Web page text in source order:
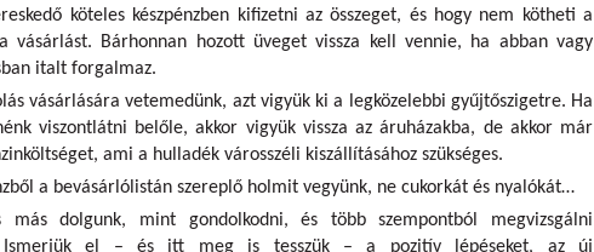
köteles készpénzben kifizetni az összeget, és hogy nem kötheti a
vásárlást. Bárhonnan hozott üveget vissza kell vennie, ha abban vagy
italt forgalmaz.
vásárlására vetemedünk, azt vigyük ki a legközelebbi gyűjtőszigetre. Ha
viszontlátni belőle, akkor vigyük vissza az áruházakba, de akkor már
ami a hulladék városszéli kiszállításához szükséges.
a bevásárlólistán szereplő holmit vegyünk, ne cukorkát és nyalókát…
más dolgunk, mint gondolkodni, és több szempontból megvizsgálni
Ismerjük el – és itt meg is tesszük – a pozitív lépéseket, az új